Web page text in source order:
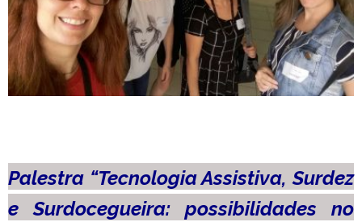
Palestra “Tecnologia Assistiva, Surdez
e Surdocegueira: possibilidades no